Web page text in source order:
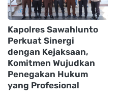
Kapolres Sawahlunto
Perkuat Sinergi
dengan Kejaksaan,
Komitmen Wujudkan
Penegakan Hukum
yang Profesional